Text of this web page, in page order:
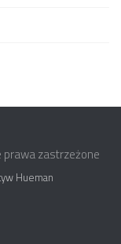
prawa zastrzeżone
Hueman